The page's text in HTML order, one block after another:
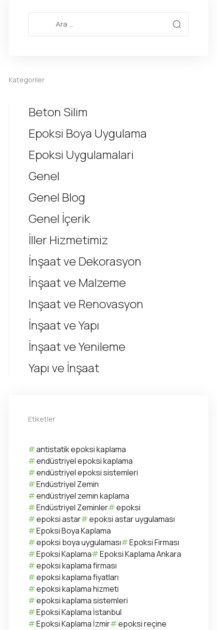
Kategoriler
Beton Silim
Epoksi Boya Uygulama
Epoksi Uygulamalari
Genel
Genel Blog
Genel İçerik
İller Hizmetimiz
İnşaat ve Dekorasyon
İnşaat ve Malzeme
Inşaat ve Renovasyon
İnşaat ve Yapı
İnşaat ve Yenileme
Yapı ve İnşaat
Etiketler
antistatik epoksi kaplama
endüstriyel epoksi kaplama
endüstriyel epoksi sistemleri
Endüstriyel Zemin
endüstriyel zemin kaplama
Endüstriyel Zeminler
epoksi
epoksi astar
epoksi astar uygulaması
Epoksi Boya Kaplama
epoksi boya uygulaması
Epoksi Firması
Epoksi Kaplama
Epoksi Kaplama Ankara
epoksi kaplama firması
epoksi kaplama fiyatları
epoksi kaplama hizmeti
epoksi kaplama sistemleri
Epoksi Kaplama İstanbul
Epoksi Kaplama İzmir
epoksi reçine